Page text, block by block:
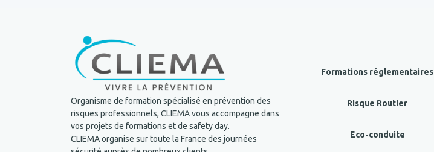
Organisme de formation spécialisé en prévention des
risques professionnels, CLIEMA vous accompagne dans
vos projets de formations et de safety day.
CLIEMA organise sur toute la France des journées
Formations réglementaires
Risque Routier
Eco-conduite